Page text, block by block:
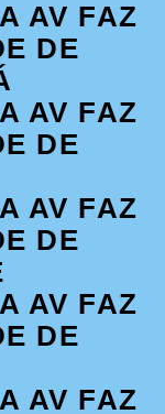
AV FAZ
DE
AV FAZ
DE
AV FAZ
DE
AV FAZ
DE
AV FAZ